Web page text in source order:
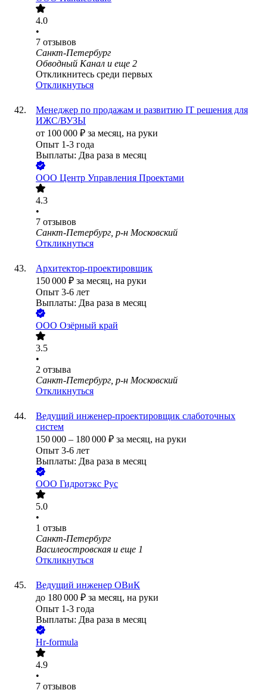
4.0
•
7 отзывов
Санкт-Петербург
Обводный Канал и еще 2
Откликнитесь среди первых
Откликнуться
Менеджер по продажам и развитию IT решения для
ИЖС/ВУЗЫ
от 100 000 ₽ за месяц, на руки
Опыт 1-3 года
Выплаты: Два раза в месяц
ООО Центр Управления Проектами
4.3
•
7 отзывов
Санкт-Петербург, р-н Московский
Откликнуться
Архитектор-проектировщик
150 000 ₽ за месяц, на руки
Опыт 3-6 лет
Выплаты: Два раза в месяц
ООО Озёрный край
3.5
•
2 отзыва
Санкт-Петербург, р-н Московский
Откликнуться
Ведущий инженер-проектировщик слаботочных
систем
150 000 – 180 000 ₽ за месяц, на руки
Опыт 3-6 лет
Выплаты: Два раза в месяц
ООО Гидротэкс Рус
5.0
•
1 отзыв
Санкт-Петербург
Василеостровская и еще 1
Откликнуться
Ведущий инженер ОВиК
до 180 000 ₽ за месяц, на руки
Опыт 1-3 года
Выплаты: Два раза в месяц
Hr-formula
4.9
•
7 отзывов